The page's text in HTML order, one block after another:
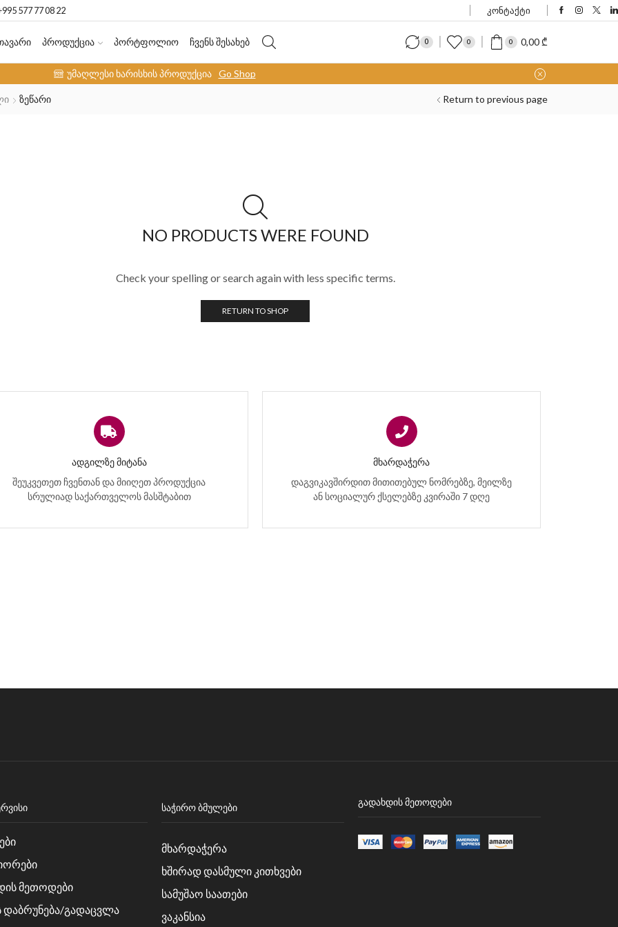
577 77 08 22 კონტაქტი
ᲞᲠᲝᲓᲣᲥᲪᲘᲐ ᲞᲝᲠᲢᲤᲝᲚᲘᲝ ᲩᲕᲔᲜᲡ ᲨᲔᲡᲐᲮᲔᲑ 0 0 0 0,00 ₾
უმაღლესი ხარისხის პროდუქცია Go Shop
Ზეწარი Return to previous page
NO PRODUCTS WERE FOUND
Check your spelling or search again with less specific terms.
RETURN TO SHOP
ᲐᲓᲒᲘᲚᲖᲔ ᲛᲘᲢᲐᲜᲐ
შეუკვეთეთ ჩვენთან და მიიღეთ პროდუქცია
სრულიად საქართველოს მასშტაბით
ᲛᲮᲐᲠᲓᲐᲭᲔᲠᲐ
დაგვიკავშირდით მითითებულ ნომრებზე, მეილზე
ან სოციალურ ქსელებზე კვირაში 7 დღე
მეთოდები
დაბრუნება/გადაცვლა
ᲡᲐᲭᲘᲠᲝ ᲑᲛᲣᲚᲔᲑᲘ
მხარდაჭერა
ხშირად დასმული კითხვები
სამუშაო საათები
ვაკანსია
ᲒᲐᲓᲐᲮᲓᲘᲡ ᲛᲔᲗᲝᲓᲔᲑᲘ